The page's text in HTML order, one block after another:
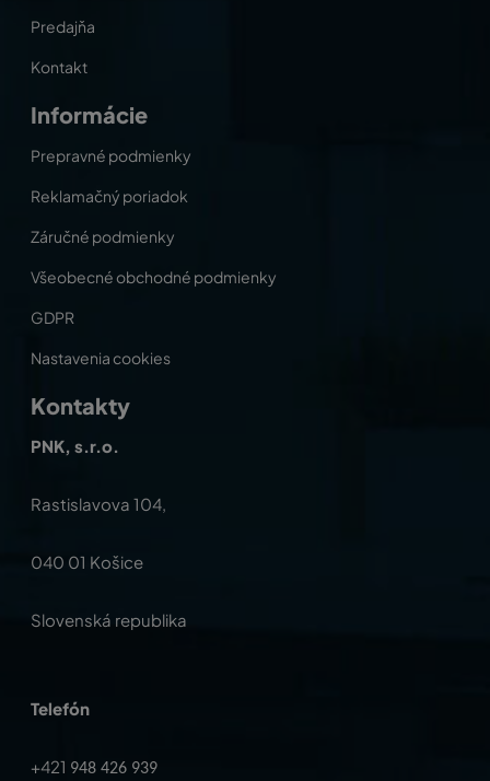
Predajňa
Kontakt
Informácie
Prepravné podmienky
Reklamačný poriadok
Záručné podmienky
Všeobecné obchodné podmienky
GDPR
Nastavenia cookies
Kontakty
PNK, s.r.o.
Rastislavova 104,
040 01 Košice
Slovenská republika
Telefón
+421 948 426 939